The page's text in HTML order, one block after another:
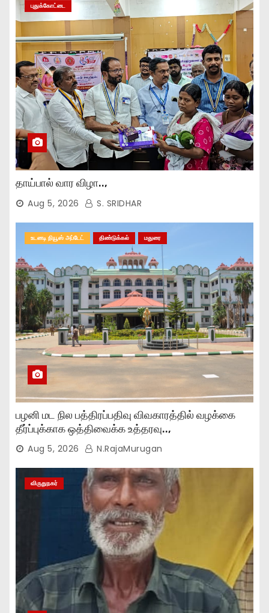
புதுக்கோட்டை
தாய்பால் வார விழா..,
Aug 5, 2026 S. SRIDHAR
உடனடி நியூஸ் அப்டேட் திண்டுக்கல் மதுரை
பழனி மட நில பத்திரப்பதிவு விவகாரத்தில் வழக்கை
தீர்ப்புக்காக ஒத்திவைக்க உத்தரவு..,
Aug 5, 2026 N.RajaMurugan
விருதுநகர்